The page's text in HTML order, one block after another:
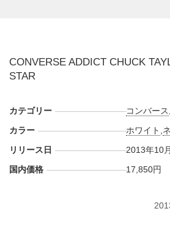
CONVERSE ADDICT CHUCK
STAR
カテゴリー コンバース
カラー
ホワイト
リリース日
2013年10
国内価格
17,850円